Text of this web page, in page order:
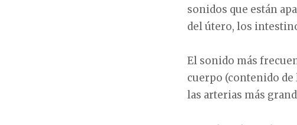
sonidos que están
del útero, los
El sonido más
cuerpo (contenido
las arterias más